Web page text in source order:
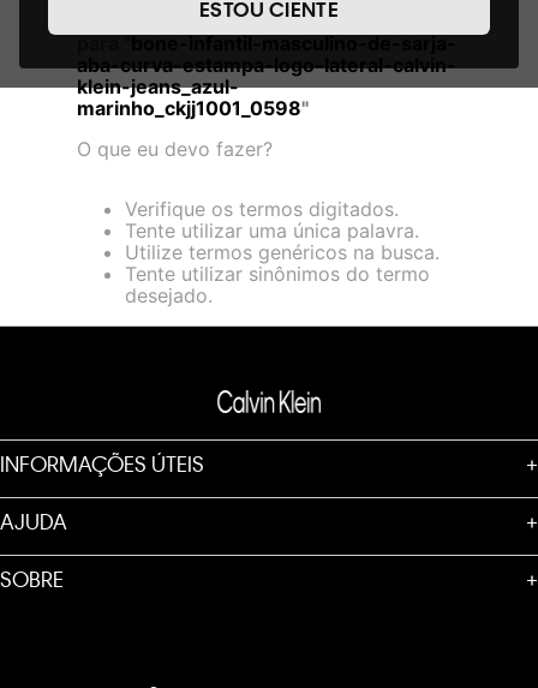
suas funções. A forma como processamos os dados
nosso Aviso de Privacidade. Quando você visita nosso site,
consideraremos isso como sua solicitação específica para
fornecer a você toda a funcionalidade do site, incluindo,
entre outros, a capacidade de comprar um item em nossa
ESTOU CIENTE
Não encontramos nenhum resultado
aba-curva-estampa-logo-lateral-calvin-
klein-jeans_azul-
marinho_ckjj1001_0598"
O que eu devo fazer?
Verifique os termos digitados.
Tente utilizar uma única palavra.
Utilize termos genéricos na busca.
Tente utilizar sinônimos do termo
desejado.
INFORMAÇÕES ÚTEIS +
AJUDA +
SOBRE +